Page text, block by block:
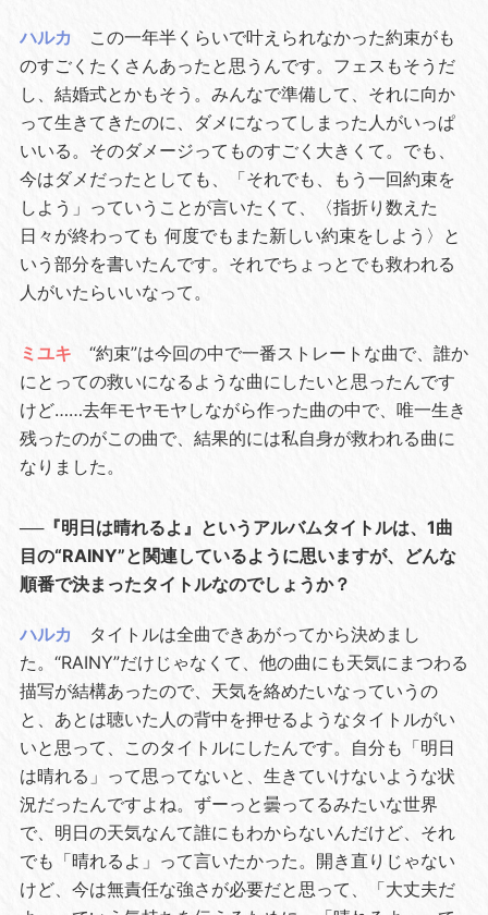
ハルカ
この一年半くらいで叶えられなかった約束がも
のすごくたくさんあったと思うんです。フェスもそうだ
し、結婚式とかもそう。みんなで準備して、それに向か
って生きてきたのに、ダメになってしまった人がいっぱ
いいる。そのダメージってものすごく大きくて。でも、
今はダメだったとしても、「それでも、もう一回約束を
しよう」っていうことが言いたくて、〈指折り数えた
日々が終わっても 何度でもまた新しい約束をしよう〉と
いう部分を書いたんです。それでちょっとでも救われる
人がいたらいいなって。
ミユキ
“約束”は今回の中で一番ストレートな曲で、誰か
にとっての救いになるような曲にしたいと思ったんです
けど……去年モヤモヤしながら作った曲の中で、唯一生き
残ったのがこの曲で、結果的には私自身が救われる曲に
なりました。
──『明日は晴れるよ』というアルバムタイトルは、1曲
目の“RAINY”と関連しているように思いますが、どんな
順番で決まったタイトルなのでしょうか？
ハルカ
タイトルは全曲できあがってから決めまし
た。“RAINY”だけじゃなくて、他の曲にも天気にまつわる
描写が結構あったので、天気を絡めたいなっていうの
と、あとは聴いた人の背中を押せるようなタイトルがい
いと思って、このタイトルにしたんです。自分も「明日
は晴れる」って思ってないと、生きていけないような状
況だったんですよね。ずーっと曇ってるみたいな世界
で、明日の天気なんて誰にもわからないんだけど、それ
でも「晴れるよ」って言いたかった。開き直りじゃない
けど、今は無責任な強さが必要だと思って、「大丈夫だ